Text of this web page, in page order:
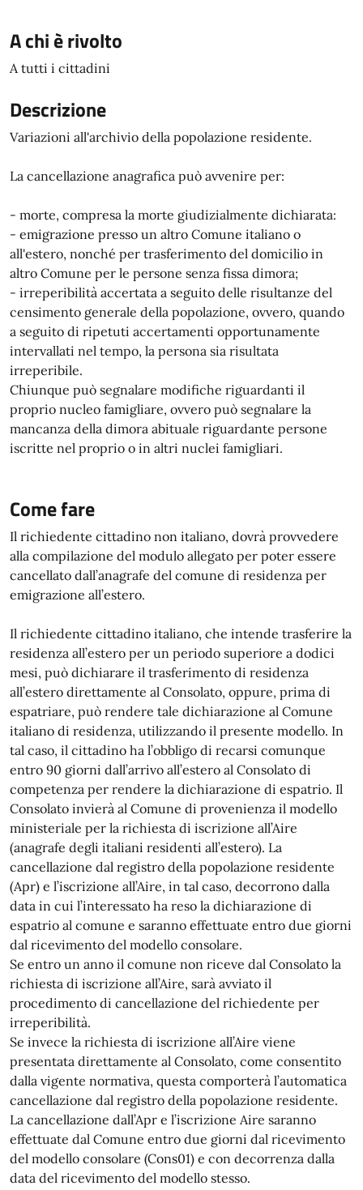
A chi è rivolto
A tutti i cittadini
Descrizione
Variazioni all'archivio della popolazione residente.
La cancellazione anagrafica può avvenire per:
- morte, compresa la morte giudizialmente dichiarata:
- emigrazione presso un altro Comune italiano o
all'estero, nonché per trasferimento del domicilio in
altro Comune per le persone senza fissa dimora;
- irreperibilità accertata a seguito delle risultanze del
censimento generale della popolazione, ovvero, quando
a seguito di ripetuti accertamenti opportunamente
intervallati nel tempo, la persona sia risultata
irreperibile.
Chiunque può segnalare modifiche riguardanti il
proprio nucleo famigliare, ovvero può segnalare la
mancanza della dimora abituale riguardante persone
iscritte nel proprio o in altri nuclei famigliari.
Come fare
Il richiedente cittadino non italiano, dovrà provvedere
alla compilazione del modulo allegato per poter essere
cancellato dall’anagrafe del comune di residenza per
emigrazione all’estero.
Il richiedente cittadino italiano, che intende trasferire la
residenza all’estero per un periodo superiore a dodici
mesi, può dichiarare il trasferimento di residenza
all’estero direttamente al Consolato, oppure, prima di
espatriare, può rendere tale dichiarazione al Comune
italiano di residenza, utilizzando il presente modello. In
tal caso, il cittadino ha l’obbligo di recarsi comunque
entro 90 giorni dall’arrivo all’estero al Consolato di
competenza per rendere la dichiarazione di espatrio. Il
Consolato invierà al Comune di provenienza il modello
ministeriale per la richiesta di iscrizione all’Aire
(anagrafe degli italiani residenti all’estero). La
cancellazione dal registro della popolazione residente
(Apr) e l’iscrizione all’Aire, in tal caso, decorrono dalla
data in cui l’interessato ha reso la dichiarazione di
espatrio al comune e saranno effettuate entro due giorni
dal ricevimento del modello consolare.
Se entro un anno il comune non riceve dal Consolato la
richiesta di iscrizione all’Aire, sarà avviato il
procedimento di cancellazione del richiedente per
irreperibilità.
Se invece la richiesta di iscrizione all’Aire viene
presentata direttamente al Consolato, come consentito
dalla vigente normativa, questa comporterà l’automatica
cancellazione dal registro della popolazione residente.
La cancellazione dall’Apr e l’iscrizione Aire saranno
effettuate dal Comune entro due giorni dal ricevimento
del modello consolare (Cons01) e con decorrenza dalla
data del ricevimento del modello stesso.